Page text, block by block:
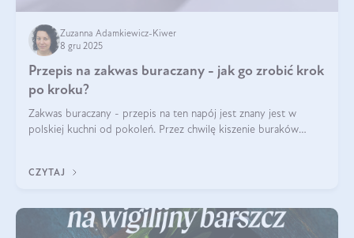
Zuzanna Adamkiewicz-Kiwer
8 gru 2025
Przepis na zakwas buraczany - jak go zrobić krok
po kroku?
Zakwas buraczany - przepis na ten napój jest znany jest w
polskiej kuchni od pokoleń. Przez chwilę kiszenie buraków
CZYTAJ